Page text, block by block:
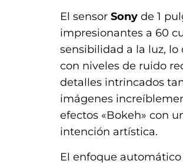
El sensor Sony de 1
impresionantes a 60
sensibilidad a la luz,
con niveles de ruido
detalles intrincados
imágenes
efectos «Bokeh» con
intención artística.
El enfoque